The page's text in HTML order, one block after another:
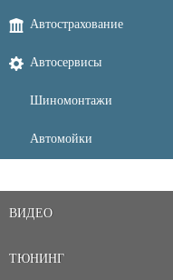
Автострахование
Автосервисы
Шиномонтажи
Автомойки
ВИДЕО
ТЮНИНГ